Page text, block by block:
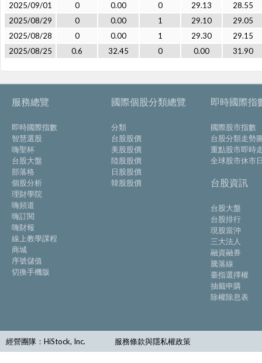
2025/09/01
0 0.00 0 29.13
28.55
2025/08/29
0 0.00 1 29.10
29.05
2025/08/28
0 0.00 1 29.30
29.15
2025/08/25
0.6 32.45 0 0.00 31.90
服務總覽
即時國際指數
智慧選股
嗨聖杯
台股大盤
部落格
個股分析
理財學院
嗨頻道
嗨訂閱
嗨財報
線上教學課程
商城
序號儲值
切換手機版
國際個股分類總覽
分類
台股股價
美股股價
陸股股價
日股股價
韓股股價
即時國際指
國際股市指數
台股分類走勢
重點股市即時
全球股市休市
台股資訊
台股大盤
台股排行
現股當沖
三大法人
融資融券
騰落線
臺指選擇權
抽籤申購
除權除息表
經營團隊：HiStock, Inc. 服務條款與隱私權政策